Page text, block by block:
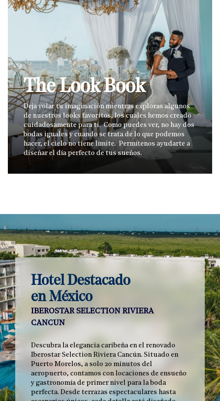
The Look Book
Deja volar tu imaginación mientras exploras algunos
de nuestros looks favoritos, los cuales hemos creado
cuidadosamente para ti. Como puedes ver, no hay dos
bodas iguales y cuando se trata de lo que podemos
hacer, el cielo no tiene límite. Permítenos ayudarte a
diseñar el día perfecto de tus sueños.
Hotel Destacado
en México
IBEROSTAR SELECTION RIVIERA
CANCUN
Descubra la elegancia caribeña en el renovado
Iberostar Selection Riviera Cancún. Situado en
Puerto Morelos, a solo 20 minutos del
aeropuerto, contamos con locaciones de ensueño
y gastronomía de primer nivel para la boda
perfecta. Desde terrazas espectaculares hasta